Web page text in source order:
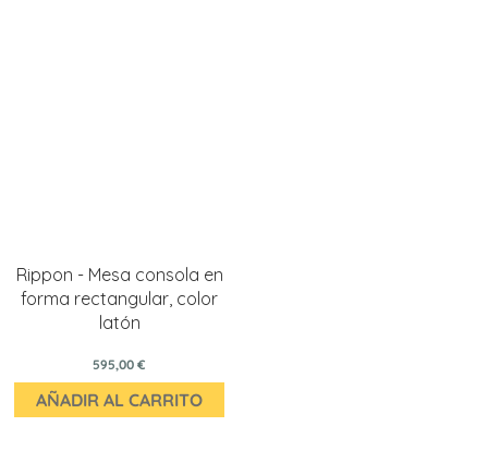
Rippon - Mesa consola en
forma rectangular, color
latón
595,00 €
AÑADIR AL CARRITO